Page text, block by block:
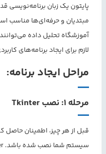
پایتون یک زبان برنامه‌نویسی
مبتدیان و حرفه‌ای‌ها مناسب
آموزشگاه تحلیل داده
لازم برای ایجاد برنامه‌های
مراحل ایجاد برنامه:
مرحله ۱: نصب Tkinter